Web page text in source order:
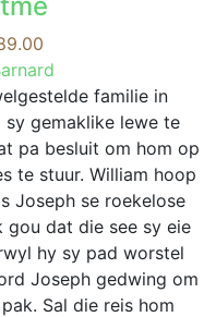
multiple
variants.
The
options
may
be
chosen
on
the
product
page
range:
R79.00
through
R189.00
familie in
gemaklike lewe te
pa besluit om hom op
te stuur. William hoop
Joseph se roekelose
gou dat die see sy eie
hy sy pad worstel
Joseph gedwing om
Sal die reis hom